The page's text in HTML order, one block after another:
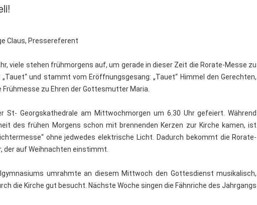
Claus, Pressereferent
viele stehen frühmorgens auf, um gerade in dieser Zeit die Rorate-Messe zu
und stammt vom Eröffnungsgesang: „Tauet“ Himmel den Gerechten,
Frühmesse zu Ehren der Gottesmutter Maria.
St- Georgskathedrale am Mittwochmorgen um 6.30 Uhr gefeiert. Während
des frühen Morgens schon mit brennenden Kerzen zur Kirche kamen, ist
ohne jedwedes elektrische Licht. Dadurch bekommt die Rorate-
der auf Weihnachten einstimmt.
umrahmte an diesem Mittwoch den Gottesdienst musikalisch,
die Kirche gut besucht. Nächste Woche singen die Fähnriche des Jahrgangs